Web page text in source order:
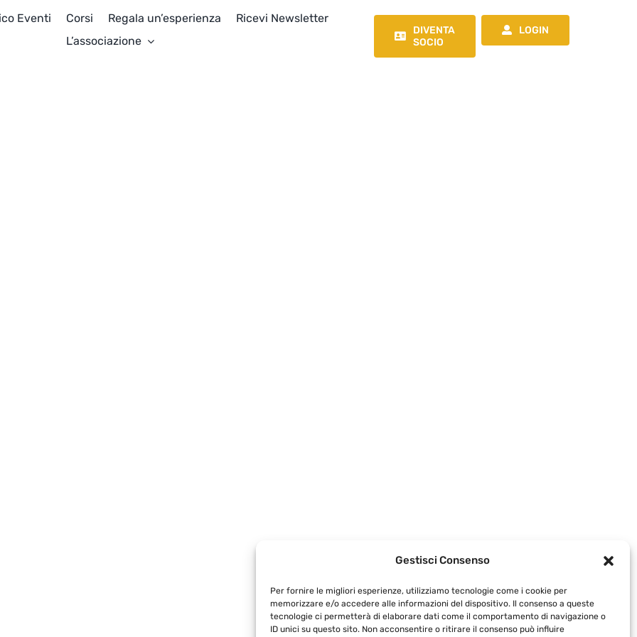
Gestisci Consenso
Per fornire le migliori esperienze, utilizziamo tecnologie come i cookie per
memorizzare e/o accedere alle informazioni del dispositivo. Il consenso a queste
tecnologie ci permetterà di elaborare dati come il comportamento di navigazione o
ID unici su questo sito. Non acconsentire o ritirare il consenso può influire
Eventi Corsi Regala un’esperienza
Ricevi Newsletter
L’associazione
DIVENTA
SOCIO
LOGIN